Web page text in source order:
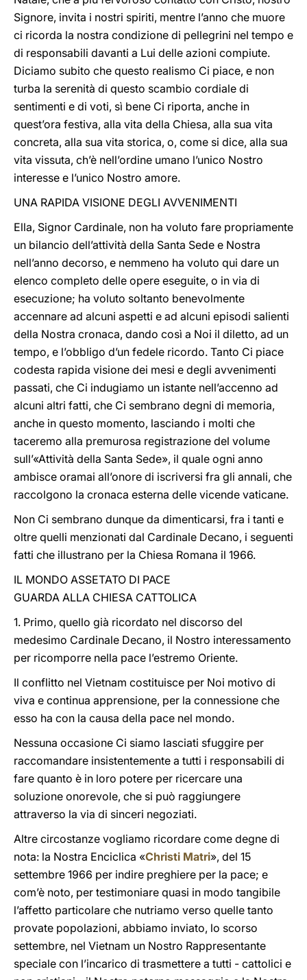
Signore, invita i nostri spiriti, mentre l’anno che muore
ci ricorda la nostra condizione di pellegrini nel tempo e
di responsabili davanti a Lui delle azioni compiute.
Diciamo subito che questo realismo Ci piace, e non
turba la serenità di questo scambio cordiale di
sentimenti e di voti, sì bene Ci riporta, anche in
quest’ora festiva, alla vita della Chiesa, alla sua vita
concreta, alla sua vita storica, o, come si dice, alla sua
vita vissuta, ch’è nell’ordine umano l’unico Nostro
interesse e l’unico Nostro amore.
UNA RAPIDA VISIONE DEGLI AVVENIMENTI
Ella, Signor Cardinale, non ha voluto fare propriamente
un bilancio dell’attività della Santa Sede e Nostra
nell’anno decorso, e nemmeno ha voluto qui dare un
elenco completo delle opere eseguite, o in via di
esecuzione; ha voluto soltanto benevolmente
accennare ad alcuni aspetti e ad alcuni episodi salienti
della Nostra cronaca, dando così a Noi il diletto, ad un
tempo, e l’obbligo d’un fedele ricordo. Tanto Ci piace
codesta rapida visione dei mesi e degli avvenimenti
passati, che Ci indugiamo un istante nell’accenno ad
alcuni altri fatti, che Ci sembrano degni di memoria,
anche in questo momento, lasciando i molti che
taceremo alla premurosa registrazione del volume
sull’«Attività della Santa Sede», il quale ogni anno
ambisce oramai all’onore di iscriversi fra gli annali, che
raccolgono la cronaca esterna delle vicende vaticane.
Non Ci sembrano dunque da dimenticarsi, fra i tanti e
oltre quelli menzionati dal Cardinale Decano, i seguenti
fatti che illustrano per la Chiesa Romana il 1966.
IL MONDO ASSETATO DI PACE
GUARDA ALLA CHIESA CATTOLICA
1. Primo, quello già ricordato nel discorso del
medesimo Cardinale Decano, il Nostro interessamento
per ricomporre nella pace l’estremo Oriente.
Il conflitto nel Vietnam costituisce per Noi motivo di
viva e continua apprensione, per la connessione che
esso ha con la causa della pace nel mondo.
Nessuna occasione Ci siamo lasciati sfuggire per
raccomandare insistentemente a tutti i responsabili di
fare quanto è in loro potere per ricercare una
soluzione onorevole, che si può raggiungere
attraverso la via di sinceri negoziati.
Altre circostanze vogliamo ricordare come degne di
nota: la Nostra Enciclica «Christi Matri», del 15
settembre 1966 per indire preghiere per la pace; e
com’è noto, per testimoniare quasi in modo tangibile
l’affetto particolare che nutriamo verso quelle tanto
provate popolazioni, abbiamo inviato, lo scorso
settembre, nel Vietnam un Nostro Rappresentante
speciale con l’incarico di trasmettere a tutti - cattolici e